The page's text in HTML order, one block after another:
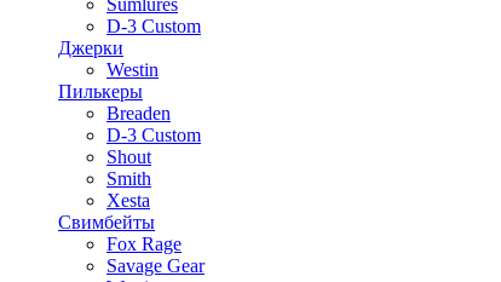
Sumlures
D-3 Custom
Джерки
Westin
Пилькеры
Breaden
D-3 Custom
Shout
Smith
Xesta
Свимбейты
Fox Rage
Savage Gear